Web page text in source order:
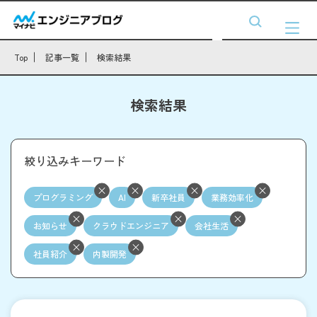
Top 記事一覧 検索結果
検索結果
絞り込みキーワード
プログラミング AI 新卒社員 業務効率化
お知らせ クラウドエンジニア 会社生活
社員紹介 内製開発